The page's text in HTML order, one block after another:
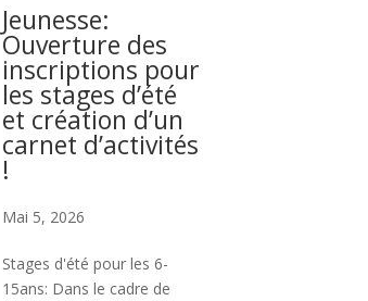
Jeunesse:
Ouverture des
inscriptions pour
les stages d’été
et création d’un
carnet d’activités
!
Mai 5, 2026
Stages d'été pour les 6-
15ans: Dans le cadre de